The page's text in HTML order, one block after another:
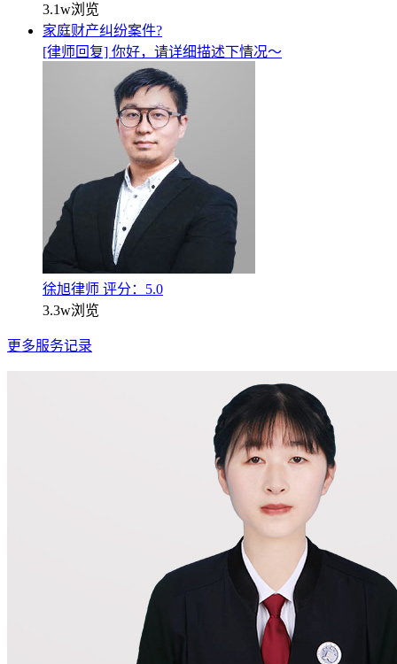
3.1w浏览
家庭财产纠纷案件?
[律师回复] 你好，请详细描述下情况～
徐旭律师 评分：5.0
3.3w浏览
更多服务记录